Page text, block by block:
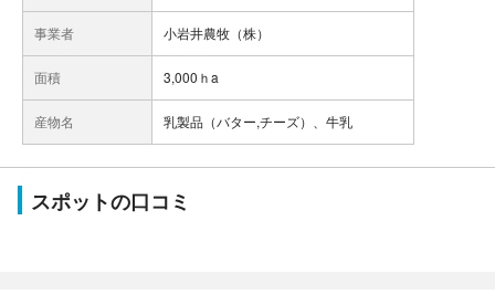
事業者 小岩井農牧（株）
面積 3,000ｈa
産物名 乳製品（バター,チーズ）、牛乳
スポットの口コミ